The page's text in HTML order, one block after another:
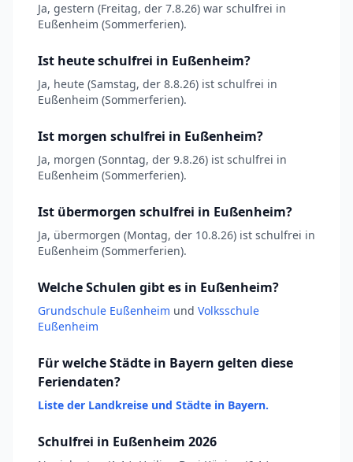
Ja, gestern (Freitag, der 7.8.26) war schulfrei in
Eußenheim (Sommerferien).
Ist heute schulfrei in Eußenheim?
Ja, heute (Samstag, der 8.8.26) ist schulfrei in
Eußenheim (Sommerferien).
Ist morgen schulfrei in Eußenheim?
Ja, morgen (Sonntag, der 9.8.26) ist schulfrei in
Eußenheim (Sommerferien).
Ist übermorgen schulfrei in Eußenheim?
Ja, übermorgen (Montag, der 10.8.26) ist schulfrei in
Eußenheim (Sommerferien).
Welche Schulen gibt es in Eußenheim?
Grundschule Eußenheim und Volksschule
Eußenheim
Für welche Städte in Bayern gelten diese
Feriendaten?
Liste der Landkreise und Städte in Bayern.
Schulfrei in Eußenheim 2026